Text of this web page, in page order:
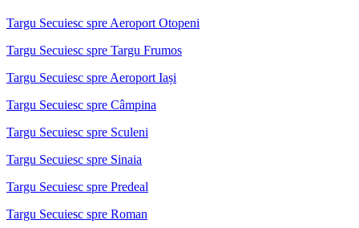
Targu Secuiesc spre Aeroport Otopeni
Targu Secuiesc spre Targu Frumos
Targu Secuiesc spre Aeroport Iași
Targu Secuiesc spre Câmpina
Targu Secuiesc spre Sculeni
Targu Secuiesc spre Sinaia
Targu Secuiesc spre Predeal
Targu Secuiesc spre Roman